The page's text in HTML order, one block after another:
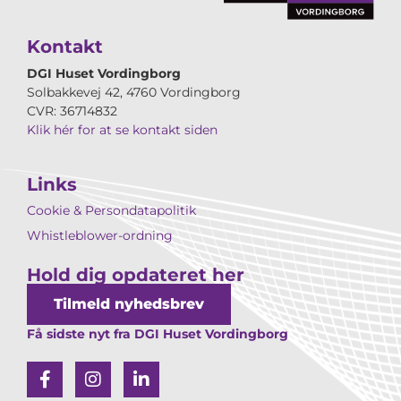
Kontakt
DGI Huset Vordingborg
Solbakkevej 42, 4760 Vordingborg
CVR: 36714832
Klik hér for at se kontakt siden
Links
Cookie & Persondatapolitik
Whistleblower-ordning
Hold dig opdateret her
Tilmeld nyhedsbrev
Få sidste nyt fra DGI Huset Vordingborg